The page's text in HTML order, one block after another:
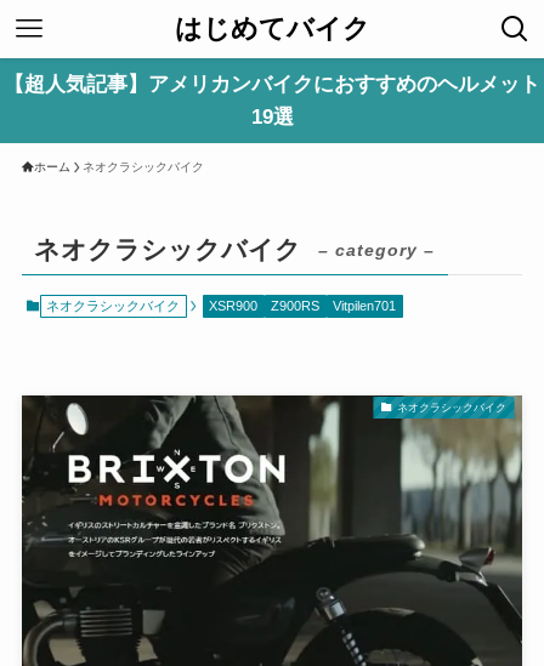
はじめてバイク
【超人気記事】アメリカンバイクにおすすめのヘルメット
19選
ホーム ネオクラシックバイク
ネオクラシックバイク – category –
ネオクラシックバイク XSR900 Z900RS Vitpilen701
ネオクラシックバイク